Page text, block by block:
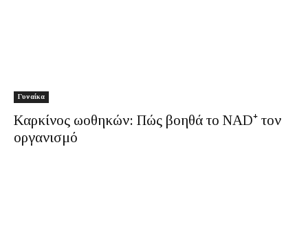
Γυναίκα
Καρκίνος ωοθηκών: Πώς βοηθά το NAD⁺ τον
οργανισμό